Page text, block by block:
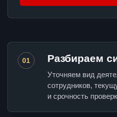
01 Разбираем
Уточняем вид
сотрудников,
и срочность